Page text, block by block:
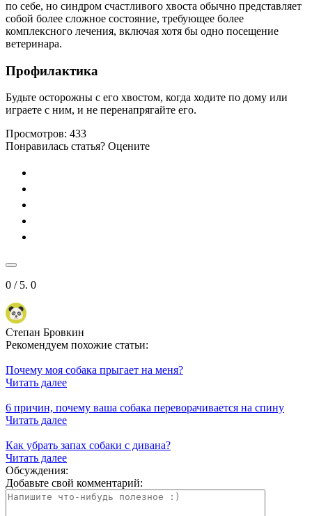
по себе, но синдром счастливого хвоста обычно представляет
собой более сложное состояние, требующее более
комплексного лечения, включая хотя бы одно посещение
ветеринара.
Профилактика
Будьте осторожны с его хвостом, когда ходите по дому или
играете с ним, и не перенапрягайте его.
Просмотров: 433
Понравилась статья? Оцените
0 / 5. 0
Степан Бровкин
Рекомендуем похожие статьи:
Почему моя собака прыгает на меня?
Читать далее
6 причин, почему ваша собака переворачивается на спину
Читать далее
Как убрать запах собаки с дивана?
Читать далее
Обсуждения:
Добавьте свой комментарий: